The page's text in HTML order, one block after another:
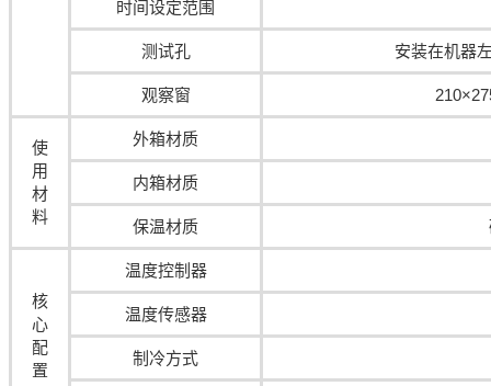
时间设定范围
测试孔 安装在机器
观察窗
使
用
材
料
外箱材质
内箱材质
保温材质
核
心
配
置
温度控制器
温度传感器
制冷方式